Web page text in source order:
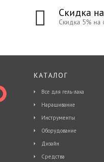
Скидка
Скидка 5%
КАТАЛОГ
Все для гель-лака
Наращивание
Инструменты
Оборудование
Дизайн
Средства